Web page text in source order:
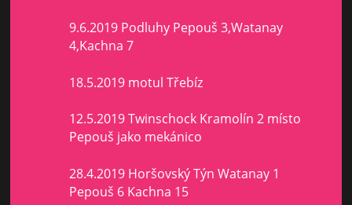
9.6.2019 Podluhy Pepouš 3,Watanay
4,Kachna 7
18.5.2019 motul Třebíz
12.5.2019 Twinschock Kramolín 2 místo
Pepouš jako mekánico
28.4.2019 Horšovský Týn Watanay 1
Pepouš 6 Kachna 15